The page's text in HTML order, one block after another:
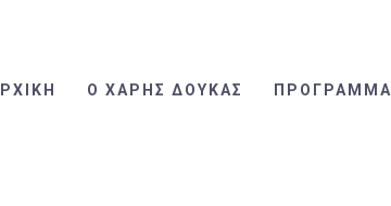
Ο ΧΑΡΗΣ ΔΟΥΚΑΣ ΠΡΟΓΡΑΜΜΑ
Ο ΧΑΡΗΣ ΔΟΥΚΑΣ